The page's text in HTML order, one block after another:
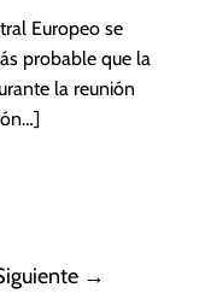
Europeo se
probable que la
la reunión
→